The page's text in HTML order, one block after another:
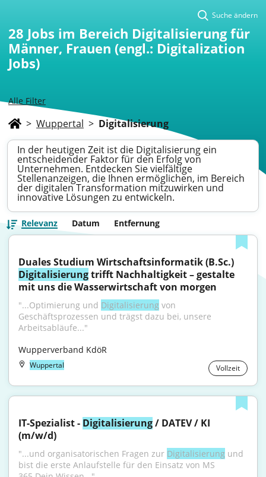
Alle Filter
Suche ändern
28 Jobs im Bereich Digitalisierung für
Männer, Frauen (engl.: Digitalization
Jobs)
> Wuppertal > Digitalisierung
In der heutigen Zeit ist die Digitalisierung ein
entscheidender Faktor für den Erfolg von
Unternehmen. Entdecken Sie vielfältige
Stellenanzeigen, die Ihnen ermöglichen, im Bereich
der digitalen Transformation mitzuwirken und
innovative Lösungen zu entwickeln.
Relevanz Datum Entfernung
Digitalisierung trifft Nachhaltigkeit – gestalte
mit uns die Wasserwirtschaft von morgen
"...Optimierung und Digitalisierung von
Geschäftsprozessen und trägst dazu bei, unsere
Arbeitsabläufe..."
Wupperverband KdöR
Wuppertal Vollzeit
IT-Spezialist - Digitalisierung / DATEV / KI
(m/w/d)
"...und organisatorischen Fragen zur Digitalisierung und
bist die erste Anlaufstelle für den Einsatz von MS